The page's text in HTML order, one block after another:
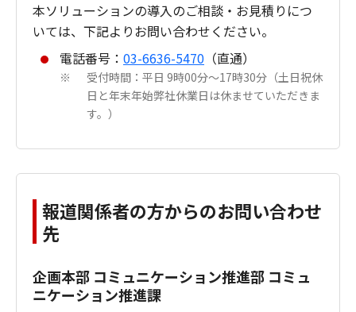
本ソリューションの導入のご相談・お見積りにつ
いては、下記よりお問い合わせください。
電話番号： 03-6636-5470 （直通）
※
受付時間：平日 9時00分～17時30分（土日祝休
日と年末年始弊社休業日は休ませていただきま
す。）
報道関係者の方からのお問い合わせ
先
企画本部 コミュニケーション推進部 コミュ
ニケーション推進課